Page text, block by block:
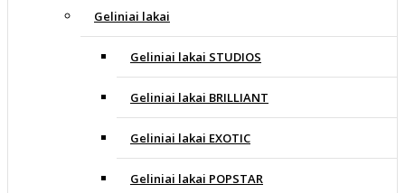
Geliniai lakai
Geliniai lakai STUDIOS
Geliniai lakai BRILLIANT
Geliniai lakai EXOTIC
Geliniai lakai POPSTAR